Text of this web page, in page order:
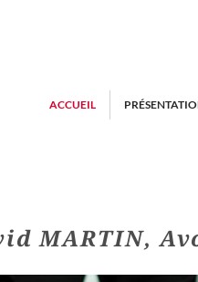
ACCUEIL
MARTIN,